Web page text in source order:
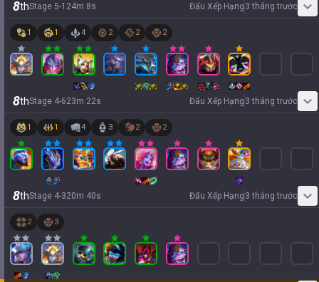
8thStage 5-1 24m 8s Đấu Xếp Hạng 3 tháng trước
1 1 4 2 2 2
8thStage 4-623m 22s Đấu Xếp Hạng 3 tháng trước
1 1 4 3 2 2
8thStage 4-320m 40s Đấu Xếp Hạng 3 tháng trước
2 3